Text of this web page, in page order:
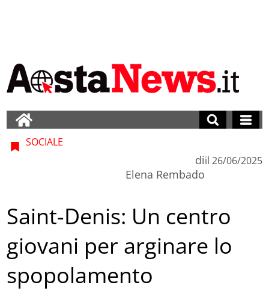
SOCIALE
di
Elena Rembado
il 26/06/2025
Saint-Denis: Un centro
giovani per arginare lo
spopolamento